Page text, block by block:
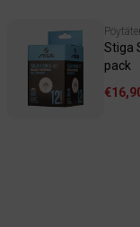
Stiga
pack